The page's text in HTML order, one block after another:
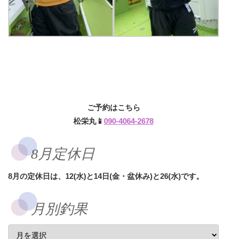
ご予約はこちら
松栄丸📱 090-4064-2678
8月定休日
8月の定休日は、12(水)と14日(金・盆休み)と26(水)です。
月別釣果